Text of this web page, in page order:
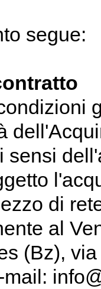
segue:
sensi
di
al
(Bz),